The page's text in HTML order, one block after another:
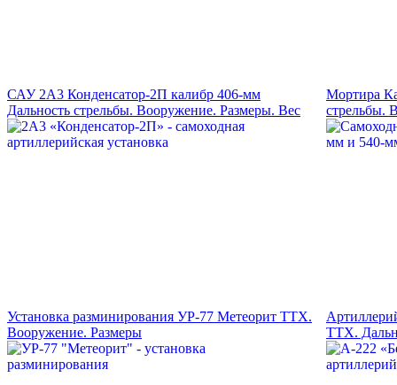
САУ 2А3 Конденсатор-2П калибр 406-мм
Дальность стрельбы. Вооружение. Размеры. Вес
Мортира
стрельбы.
Установка разминирования УР-77 Метеорит ТТХ.
Вооружение. Размеры
ТТХ.